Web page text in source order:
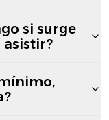
si surge